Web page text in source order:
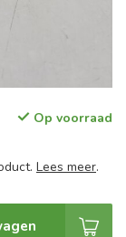
Op voorraad
Lees meer.